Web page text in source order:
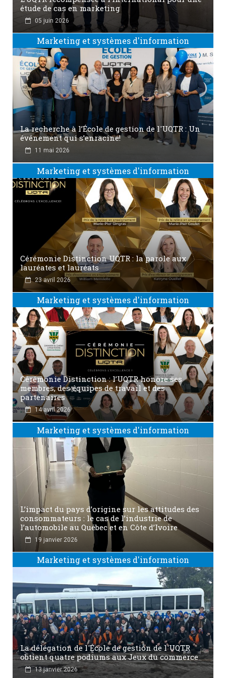
étude de cas en marketing
05 juin 2026
Marketing et systèmes d'information
La recherche à l’École de gestion de l'UQTR : Un
événement qui s’enracine!
11 mai 2026
Marketing et systèmes d'information
Cérémonie Distinction UQTR : la parole aux
lauréates et lauréats
23 avril 2026
Marketing et systèmes d'information
Cérémonie Distinction : l’UQTR honore ses
membres, des équipes de travail et des
partenaires
14 avril 2026
Marketing et systèmes d'information
L’impact du pays d’origine sur les attitudes des
consommateurs : le cas de l’industrie de
l’automobile au Québec et en Côte d’Ivoire
19 janvier 2026
Marketing et systèmes d'information
La délégation de l'École de gestion de l'UQTR
obtient quatre podiums aux Jeux du commerce
13 janvier 2026